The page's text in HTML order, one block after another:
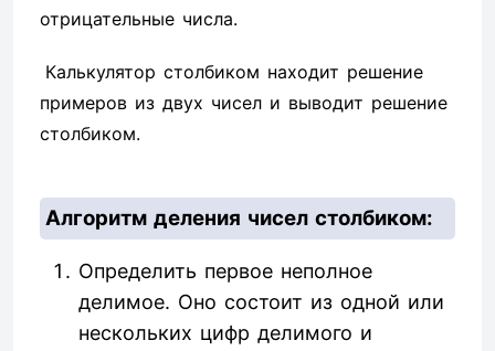
отрицательные числа.
Калькулятор столбиком находит решение
примеров из двух чисел и выводит решение
столбиком.
Алгоритм деления чисел столбиком:
Определить первое неполное
делимое. Оно состоит из одной или
нескольких цифр делимого и